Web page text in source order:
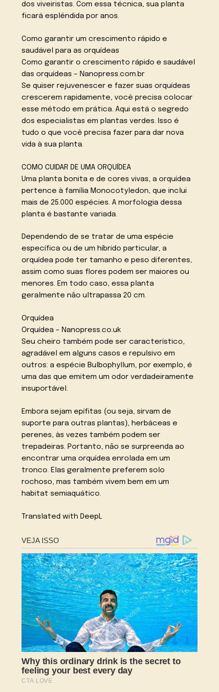
dos viveiristas. Com essa técnica, sua planta
ficará esplêndida por anos.
Como garantir um crescimento rápido e
saudável para as orquídeas
Como garantir o crescimento rápido e saudável
das orquídeas – Nanopress.com.br
Se quiser rejuvenescer e fazer suas orquídeas
crescerem rapidamente, você precisa colocar
esse método em prática. Aqui está o segredo
dos especialistas em plantas verdes. Isso é
tudo o que você precisa fazer para dar nova
vida à sua planta.
COMO CUIDAR DE UMA ORQUÍDEA
Uma planta bonita e de cores vivas, a orquídea
pertence à família Monocotyledon, que inclui
mais de 25.000 espécies. A morfologia dessa
planta é bastante variada.
Dependendo de se tratar de uma espécie
específica ou de um híbrido particular, a
orquídea pode ter tamanho e peso diferentes,
assim como suas flores podem ser maiores ou
menores. Em todo caso, essa planta
geralmente não ultrapassa 20 cm.
Orquídea
Orquídea – Nanopress.co.uk
Seu cheiro também pode ser característico,
agradável em alguns casos e repulsivo em
outros: a espécie Bulbophyllum, por exemplo, é
uma das que emitem um odor verdadeiramente
insuportável.
Embora sejam epífitas (ou seja, sirvam de
suporte para outras plantas), herbáceas e
perenes, às vezes também podem ser
trepadeiras. Portanto, não se surpreenda ao
encontrar uma orquídea enrolada em um
tronco. Elas geralmente preferem solo
rochoso, mas também vivem bem em um
habitat semiaquático.
Translated with DeepL